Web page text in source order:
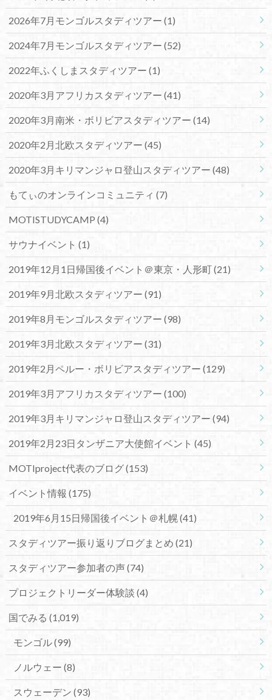
2026年7月モンゴルスタディツアー (1)
2024年7月モンゴルスタディツアー (52)
2022年ふくしまスタディツアー (1)
2020年3月アフリカスタディツアー (41)
2020年3月南米・ボリビアスタディツアー (14)
2020年2月北欧スタディツアー (45)
2020年3月キリマンジャロ登山スタディツアー (48)
もてぃのオンラインコミュニティ (7)
MOTISTUDYCAMP (4)
サウナイベント (1)
2019年12月1日帰国後イベント＠東京・人形町(21)
2019年9月北欧スタディツアー (91)
2019年8月モンゴルスタディツアー (98)
2019年3月北欧スタディツアー (31)
2019年2月ペルー・ボリビアスタディツアー (129)
2019年3月アフリカスタディツアー (100)
2019年3月キリマンジャロ登山スタディツアー (94)
2019年2月23日タンザニア大使館イベント (45)
MOTIproject代表のブログ(153)
イベント情報 (175)
2019年6月15日帰国後イベント＠札幌(41)
スタディツアー振り返りブログまとめ (21)
スタディツアー参加者の声(74)
プロジェクトリーダー体験談 (4)
国でみる (1,019)
モンゴル(99)
ノルウェー (8)
スウェーデン (93)